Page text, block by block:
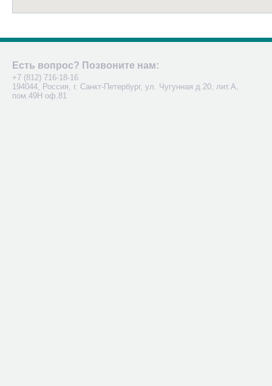
Есть вопрос? Позвоните нам:
+7 (812) 716-18-16
194044, Россия, г. Санкт-Петербург, ул. Чугунная д.20, лит.А,
пом.49Н оф.81